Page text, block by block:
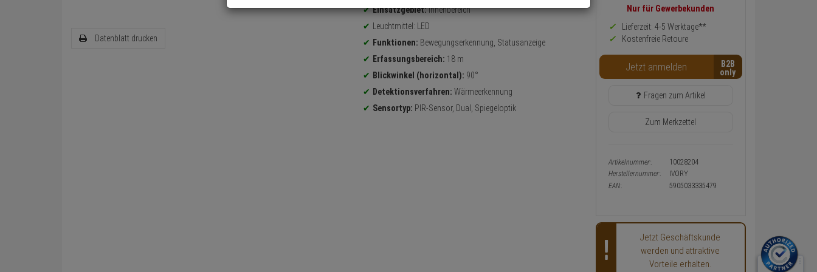
Datenblatt drucken
Einsatzgebiet:Innenbereich
Leuchtmittel: LED
Funktionen: Bewegungserkennung, Statusanzeige
Erfassungsbereich: 18 m
Blickwinkel (horizontal): 90°
Detektionsverfahren: Wärmeerkennung
Sensortyp: PIR-Sensor, Dual, Spiegeloptik
Preis,
Verfügbakeit
und
Warenkorb-
oder
Konfigurieren-
Button
Nur für Gewerbekunden
Lieferzeit: 4-5 Werktage**
Kostenfreie Retoure
Jetzt anmelden B2B
Fragen zum Artikel
Zum Merkzettel
Artikelnummer:
10028204
Herstellernummer:
IVORY
EAN:
5905033335479
Jetzt Geschäftskunde
werden und attraktive
Vorteile erhalten.